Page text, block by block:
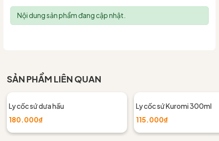
Nội dung sản phẩm đang cập nhật.
SẢN PHẨM LIÊN QUAN
Ly cốc sứ dưa hấu
180.000₫
Ly cốc sứ Kuromi 300ml
115.000₫